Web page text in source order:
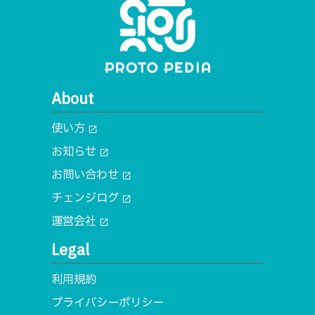
About
使い方 open_in_new
お知らせ open_in_new
お問い合わせ open_in_new
チェンジログ open_in_new
運営会社 open_in_new
Legal
利用規約
プライバシーポリシー